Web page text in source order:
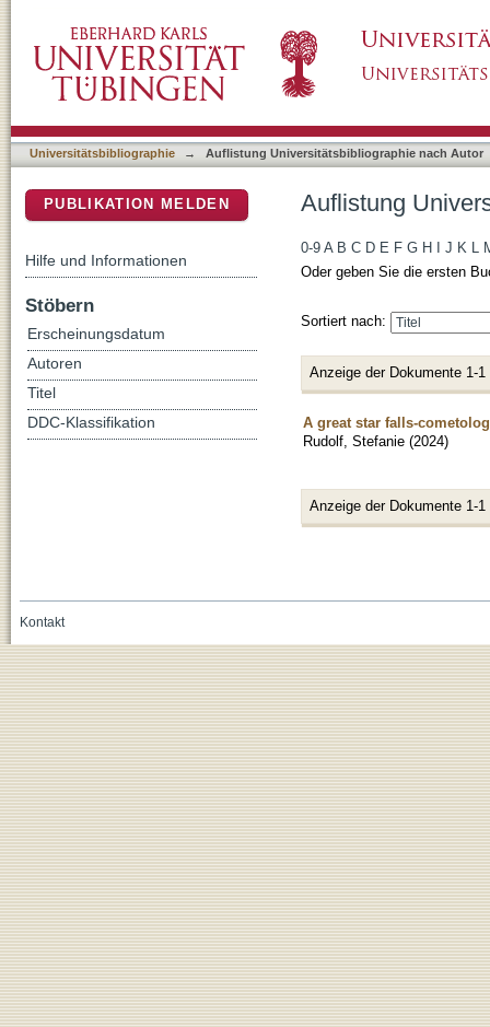
Universitätsbibliographie → Auflistung Universitätsbibliographie nach Autor
Auflistung
0-9 A B C D E F G H J K L
Oder geben Sie die ersten
Sortiert nach:
Anzeige der Dokumente 1-1
A great star falls-
Rudolf, Stefanie (2024)
Anzeige der Dokumente 1-1
PUBLIKATION MELDEN
Hilfe und Informationen
Stöbern
Erscheinungsdatum
Autoren
Titel
DDC-Klassifikation
Kontakt